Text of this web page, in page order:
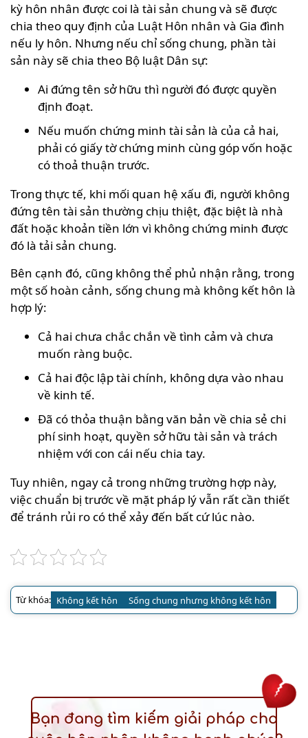
kỳ hôn nhân được coi là tài sản chung và sẽ được
chia theo quy định của Luật Hôn nhân và Gia đình
nếu ly hôn. Nhưng nếu chỉ sống chung, phần tài
sản này sẽ chia theo Bộ luật Dân sự:
Ai đứng tên sở hữu thì người đó được quyền
định đoạt.
Nếu muốn chứng minh tài sản là của cả hai,
phải có giấy tờ chứng minh cùng góp vốn hoặc
có thoả thuận trước.
Trong thực tế, khi mối quan hệ xấu đi, người không
đứng tên tài sản thường chịu thiệt, đặc biệt là nhà
đất hoặc khoản tiền lớn vì không chứng minh được
đó là tải sản chung.
Bên cạnh đó, cũng không thể phủ nhận rằng, trong
một số hoàn cảnh, sống chung mà không kết hôn là
hợp lý:
Cả hai chưa chắc chắn về tình cảm và chưa
muốn ràng buộc.
Cả hai độc lập tài chính, không dựa vào nhau
về kinh tế.
Đã có thỏa thuận bằng văn bản về chia sẻ chi
phí sinh hoạt, quyền sở hữu tài sản và trách
nhiệm với con cái nếu chia tay.
Tuy nhiên, ngay cả trong những trường hợp này,
việc chuẩn bị trước về mặt pháp lý vẫn rất cần thiết
để tránh rủi ro có thể xảy đến bất cứ lúc nào.
Từ khóa: Không kết hôn Sống chung nhưng không kết hôn
Bạn đang tìm kiếm giải pháp cho